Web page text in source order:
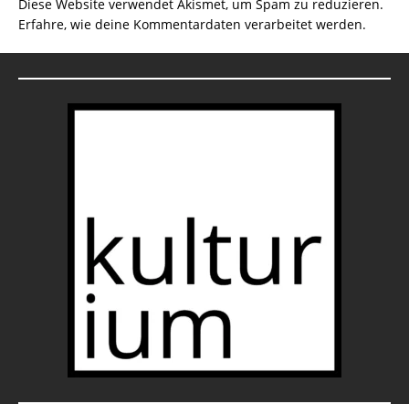
Diese Website verwendet Akismet, um Spam zu reduzieren.
Erfahre, wie deine Kommentardaten verarbeitet werden.